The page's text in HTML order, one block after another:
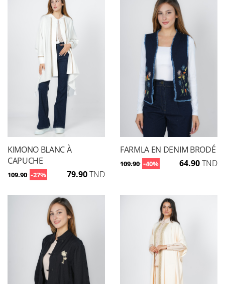
KIMONO BLANC À
CAPUCHE
109.90 -27% 79.90TND
FARMLA EN DENIM BRODÉ
109.90 -40% 64.90TND